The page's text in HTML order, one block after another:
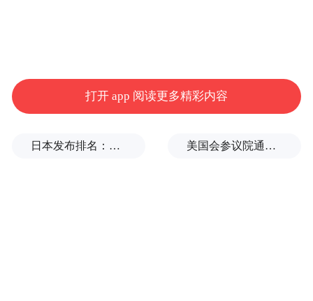
打开 app 阅读更多精彩内容
日本发布排名：中国第1，日本第13 美国会参议院通过临时拨款法案